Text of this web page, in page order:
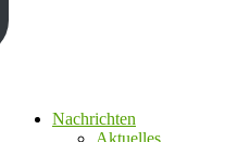
Nachrichten